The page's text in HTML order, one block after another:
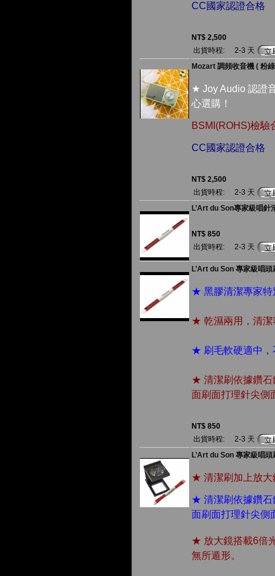
CC國家認證合格
NT$ 2,500
出貨時程:
2-3 天
Mozart 調頻收音機 ( 粉
★ Joy Audio 認證
心選購！
BSMI(ROHS)檢驗
CC國家認證合格
NT$ 2,500
出貨時程:
2-3 天
L’Art du Son專家級唱針
NT$ 850
出貨時程:
2-3 天
L’Art du Son 專家級唱頭
★ 黑膠清潔專家特
★ 乾濕兩用，清潔
★ 刷毛軟硬適中，
★ 清潔刷依據鑽石
面刷面打理針尖側
NT$ 850
出貨時程:
2-3 天
L’Art du Son 專家級唱
★ 清潔刷加上放大
★ 清潔刷依據鑽石
面刷面打理針尖側
★ 放大鏡搭載6倍
無所遁形。